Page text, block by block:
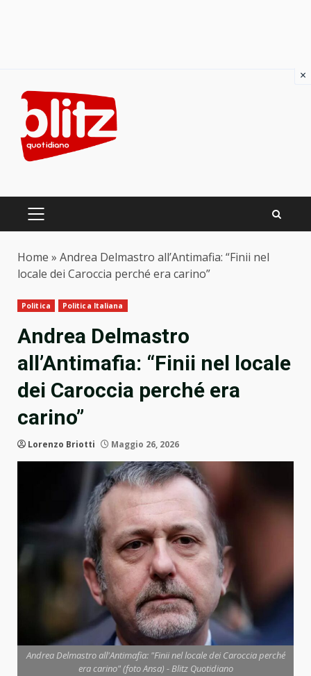
content
PRIMARY
Home » Andrea Delmastro all’Antimafia: “Finii nel
locale dei Caroccia perché era carino”
Politica Politica Italiana
Andrea Delmastro
all’Antimafia: “Finii nel locale
dei Caroccia perché era
carino”
Lorenzo Briotti Maggio 26, 2026
Andrea Delmastro all'Antimafia: "Finii nel locale dei Caroccia perché
era carino" (foto Ansa) - Blitz Quotidiano
×